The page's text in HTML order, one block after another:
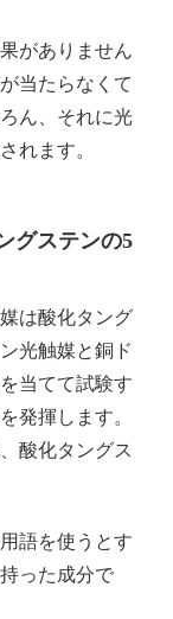
がありません
当たらなくて
ん、それに光
れます。
グステンの5
は酸化タング
光触媒と銅ド
当てて試験す
発揮します。
酸化タングス
語を使うとす
った成分で